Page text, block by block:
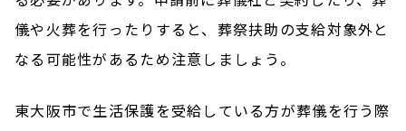
儀や火葬を行ったりすると、葬祭扶助の支給対象外と
なる可能性があるため注意しましょう。
東大阪市で生活保護を受給している方が葬儀を行う際